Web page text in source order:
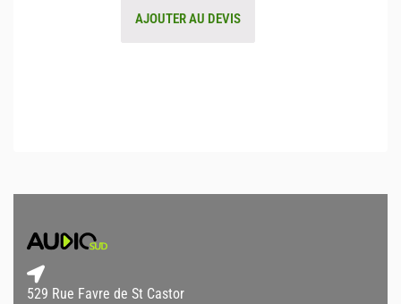
AJOUTER AU DEVIS
529 Rue Favre de St Castor